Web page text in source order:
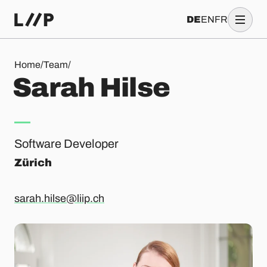
DEENFR
Home/Team/
Sarah Hilse
Sarah Hi se
Software Developer
Zürich
sarah.hilse@liip.ch